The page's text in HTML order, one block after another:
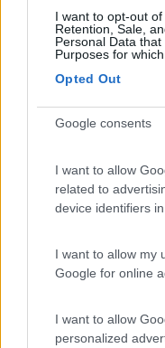
I want to opt-out of
Retention, Sale,
Personal Data
Purposes for
Opted Out
Google consents
I want to allow
related to
device identifiers in
I want to allow my
Google for online
I want to allow
personalized
Area di sosta (AA)
Servizi / Posizione
Otranto (LE) - 248.4km